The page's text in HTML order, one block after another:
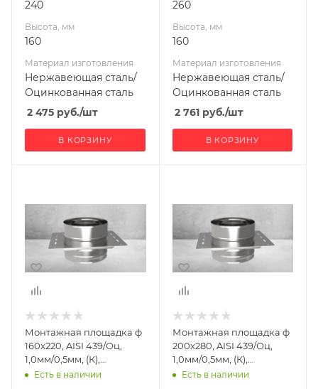
240
Высота, мм
160
Материал изготовления
Нержавеющая сталь/
Оцинкованная сталь
2 475 руб./шт
В КОРЗИНУ
260
Высота, мм
160
Материал изготовления
Нержавеющая сталь/
Оцинкованная сталь
2 761руб./шт
В КОРЗИНУ
Глубина, мм
260
Высота, мм
160
Материал
Нержавеющая
сталь/
Оцинкованная
сталь
Монтажная площадка ф
160х220, AISI 439/Оц,
1,0мм/0,5мм, (К),
(пл.320х340)
Есть в наличии
Глубина, мм
320
Высота, мм
160
Материал
Нержавеющая
сталь/
Оцинкованная
сталь
Монтажная площадка ф
200х280, AISI 439/Оц,
1,0мм/0,5мм, (К),
(пл.320х400)
Есть в наличии